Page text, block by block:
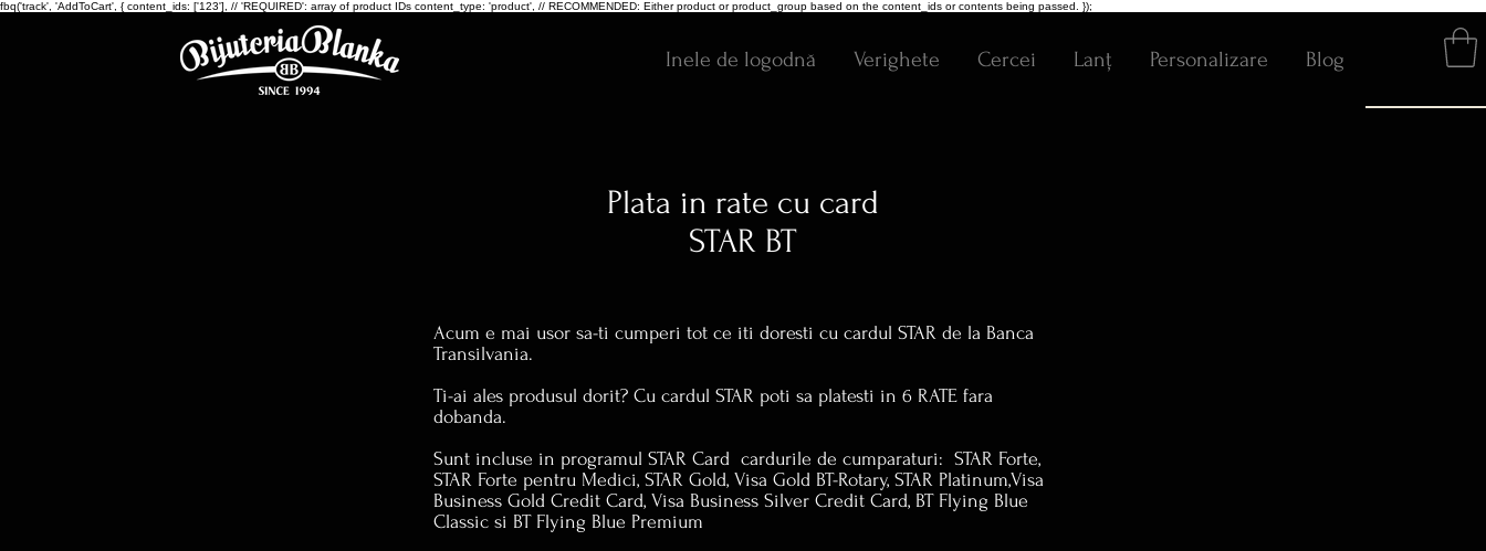
fbq('track', 'AddToCart', { content_ids: ['123'], // 'REQUIRED': array of product IDs content_type: 'product', // RECOMMENDED: Either product or product_group based on the content_ids or contents being passed. });
Inele de logodnă Verighete Cercei Lanț Personalizare Blog
Plata in rate cu card
STAR BT
Acum e mai usor sa-ti cumperi tot ce iti doresti cu cardul STAR de la Banca
Transilvania.
Ti-ai ales produsul dorit? Cu cardul STAR poti sa platesti in 6 RATE fara
dobanda.
Sunt incluse in programul STAR Card cardurile de cumparaturi: STAR Forte,
STAR Forte pentru Medici, STAR Gold, Visa Gold BT-Rotary, STAR Platinum,Visa
Business Gold Credit Card, Visa Business Silver Credit Card, BT Flying Blue
Classic si BT Flying Blue Premium